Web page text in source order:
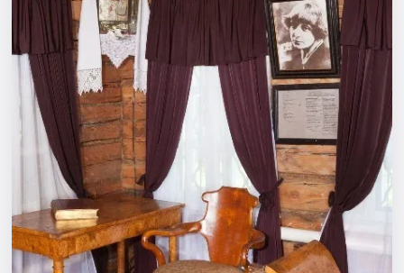
Спорт
События
Города
Площадки
Артисты
Рейтинги